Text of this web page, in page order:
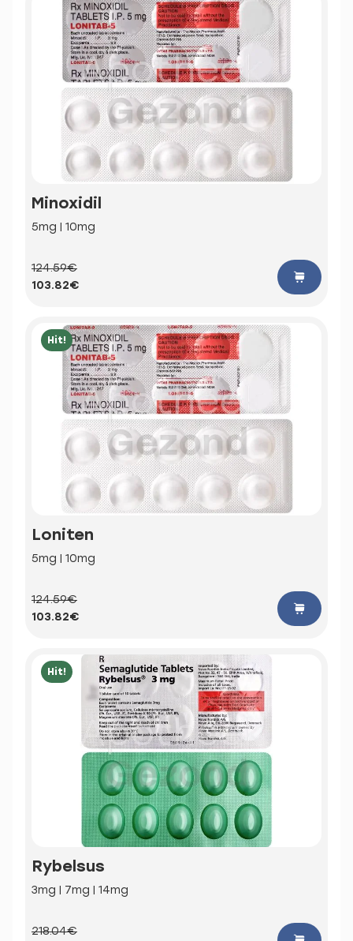
Minoxidil
5mg | 10mg
124.59€
103.82€
Hit!
Loniten
5mg | 10mg
124.59€
103.82€
Hit!
Rybelsus
3mg | 7mg | 14mg
218.04€